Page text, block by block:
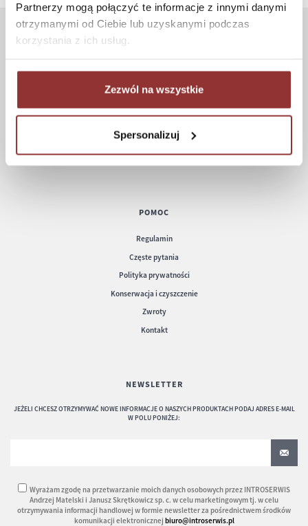
Partnerzy mogą połączyć te informacje z innymi danymi
otrzymanymi od Ciebie lub uzyskanymi podczas
korzystania z ich usług.
Zezwól na wszystkie
Spersonalizuj
Jak kupować
Czas realizacji zamówienia
Formy płatności
POMOC
Regulamin
Częste pytania
Polityka prywatności
Konserwacja i czyszczenie
Zwroty
Kontakt
NEWSLETTER
JEŻELI CHCESZ OTRZYMYWAĆ NOWE INFORMACJE O NASZYCH PRODUKTACH PODAJ ADRES E-MAIL
W POLU PONIŻEJ:
Wyrażam zgodę na przetwarzanie moich danych osobowych przez INTROSERWIS
Andrzej Matelski i Janusz Skrętkowicz sp. c. w celu marketingowym tj. w celu
otrzymywania informacji handlowej w formie newsletter za pośrednictwem środków
komunikacji elektronicznej biuro@introserwis.pl